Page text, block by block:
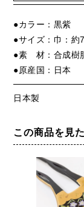
●カラー：黒紫
●サイズ：巾：約
●素 材：合成樹
●原産国：日本
日本製
この商品を見